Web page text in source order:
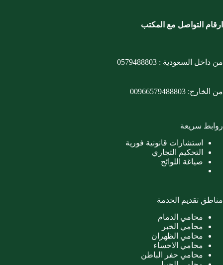
ارقام التواصل مع المكتب
من داخل السعودية : 0579488803
من الخارج: 00966579488803
روابط سريعة
استشارات قانونية فورية
التحكيم التجاري
صياغة اللوائح
مناطق تقديم الخدمة
محامي الدمام
محامي الخبر
محامي الظهران
محامي الاحساء
محامي حفر الباطن